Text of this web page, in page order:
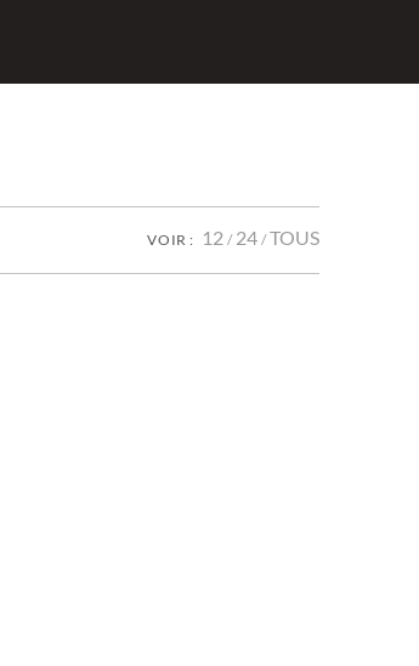
VOIR : 12 24 TOUS